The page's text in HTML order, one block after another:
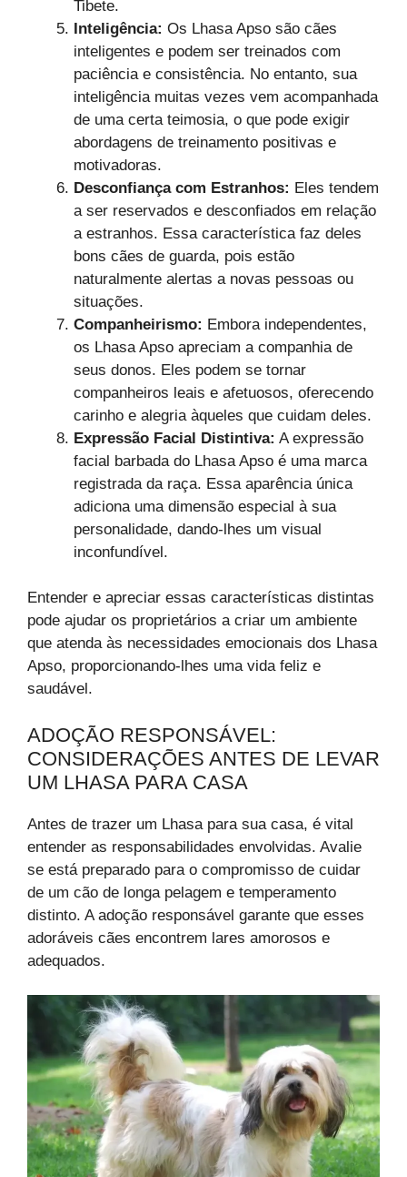
Tibete.
Inteligência: Os Lhasa Apso são cães
inteligentes e podem ser treinados com
paciência e consistência. No entanto, sua
inteligência muitas vezes vem acompanhada
de uma certa teimosia, o que pode exigir
abordagens de treinamento positivas e
motivadoras.
Desconfiança com Estranhos: Eles tendem
a ser reservados e desconfiados em relação
a estranhos. Essa característica faz deles
bons cães de guarda, pois estão
naturalmente alertas a novas pessoas ou
situações.
Companheirismo: Embora independentes,
os Lhasa Apso apreciam a companhia de
seus donos. Eles podem se tornar
companheiros leais e afetuosos, oferecendo
carinho e alegria àqueles que cuidam deles.
Expressão Facial Distintiva: A expressão
facial barbada do Lhasa Apso é uma marca
registrada da raça. Essa aparência única
adiciona uma dimensão especial à sua
personalidade, dando-lhes um visual
inconfundível.
Entender e apreciar essas características distintas
pode ajudar os proprietários a criar um ambiente
que atenda às necessidades emocionais dos Lhasa
Apso, proporcionando-lhes uma vida feliz e
saudável.
ADOÇÃO RESPONSÁVEL:
CONSIDERAÇÕES ANTES DE LEVAR
UM LHASA PARA CASA
Antes de trazer um Lhasa para sua casa, é vital
entender as responsabilidades envolvidas. Avalie
se está preparado para o compromisso de cuidar
de um cão de longa pelagem e temperamento
distinto. A adoção responsável garante que esses
adoráveis cães encontrem lares amorosos e
adequados.